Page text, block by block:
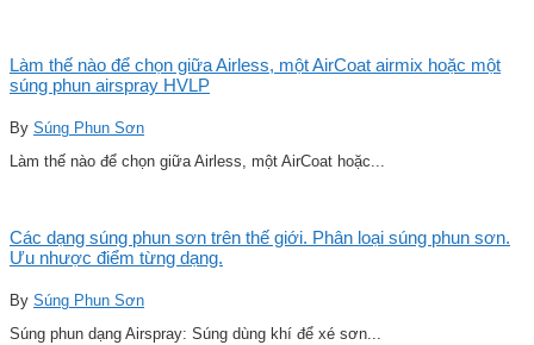
Làm thế nào để chọn giữa Airless, một AirCoat airmix hoặc một
súng phun airspray HVLP
By Súng Phun Sơn
Làm thế nào để chọn giữa Airless, một AirCoat hoặc...
Các dạng súng phun sơn trên thế giới. Phân loại súng phun sơn.
Ưu nhược điểm từng dạng.
By Súng Phun Sơn
Súng phun dạng Airspray: Súng dùng khí để xé sơn...